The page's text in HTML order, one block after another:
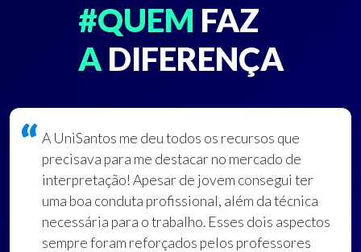
#QUEM FAZ
A DIFERENÇA
A UniSantos me deu todos os recursos que
precisava para me destacar no mercado de
interpretação! Apesar de jovem consegui ter
uma boa conduta profissional, além da técnica
necessária para o trabalho. Esses dois aspectos
sempre foram reforçados pelos professores